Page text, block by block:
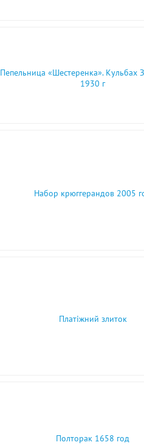
Пепельница «Шестеренка». Кульбах
1930 г
Набор крюггерандов 2005
Платіжний злиток
Полторак 1658 год